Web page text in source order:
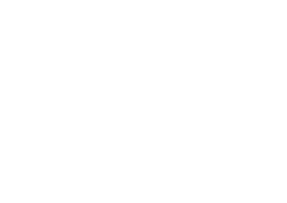
Speed4Trade gibt
GmbH und Performance One AG zu
Zusammenarbeit in Digitalprojekten für
Mobile digitale Datenerfassung für
ist spezialisiert auf
Add-on- Lösung für den Reifen- und
Datenerfassungstechnologie, basierend auf